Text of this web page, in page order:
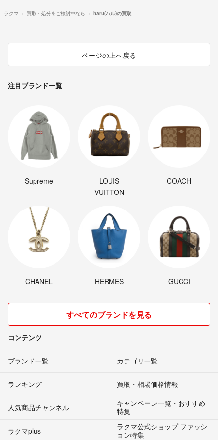
ラクマ 買取・処分をご検討中なら haru(ハル)の買取
ページの上へ戻る
注目ブランド一覧
Supreme
LOUIS
VUITTON
COACH
CHANEL HERMES GUCCI
すべてのブランドを見る
コンテンツ
ブランド一覧 カテゴリ一覧
ランキング 買取・相場価格情報
人気商品チャンネル
キャンペーン一覧・おすすめ
特集
ラクマplus
ラクマ公式ショップ ファッシ
ョン特集